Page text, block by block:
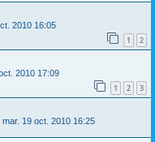
2010 16:05
1 2
2010 17:09
1 2 3
mar. 19 oct. 2010 16:25